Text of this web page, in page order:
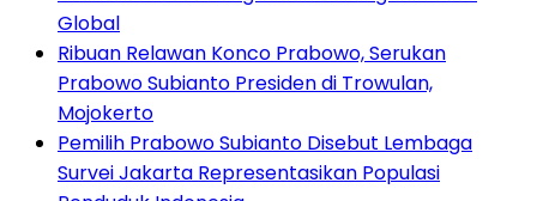
Global
Ribuan Relawan Konco Prabowo, Serukan
Prabowo Subianto Presiden di Trowulan,
Mojokerto
Pemilih Prabowo Subianto Disebut Lembaga
Survei Jakarta Representasikan Populasi